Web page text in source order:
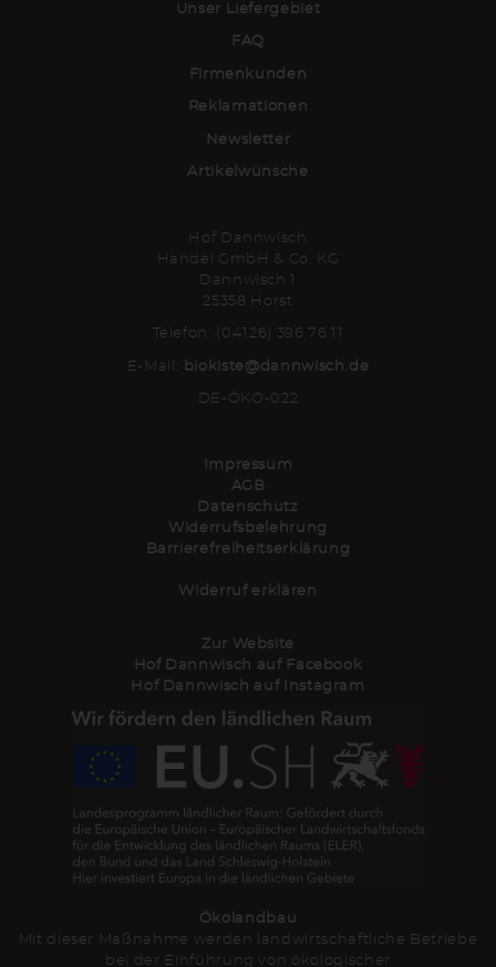
Unser Liefergebiet
FAQ
Firmenkunden
Reklamationen
Newsletter
Artikelwünsche
Hof Dannwisch
Handel GmbH & Co. KG
Dannwisch 1
25358 Horst
Telefon: (04126) 396 76 11
E-Mail: biokiste@dannwisch.de
DE-ÖKO-022
Impressum
AGB
Datenschutz
Widerrufsbelehrung
Barrierefreiheitserklärung
Widerruf erklären
Zur Website
Hof Dannwisch auf Facebook
Hof Dannwisch auf Instagram
Ökolandbau
Mit dieser Maßnahme werden landwirtschaftliche Betriebe
bei der Einführung von ökologischer